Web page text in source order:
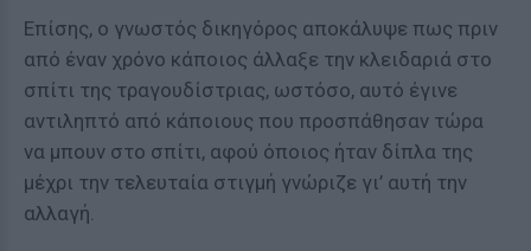
Επίσης, ο γνωστός δικηγόρος αποκάλυψε πως πριν
από έναν χρόνο κάποιος άλλαξε την κλειδαριά στο
σπίτι της τραγουδίστριας, ωστόσο, αυτό έγινε
αντιληπτό από κάποιους που προσπάθησαν τώρα
να μπουν στο σπίτι, αφού όποιος ήταν δίπλα της
μέχρι την τελευταία στιγμή γνώριζε γι’ αυτή την
αλλαγή.